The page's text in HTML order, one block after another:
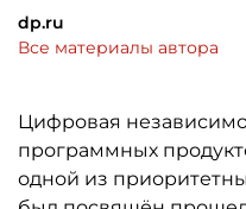
dp.ru
Все материалы автора
Цифровая
программных
одной из